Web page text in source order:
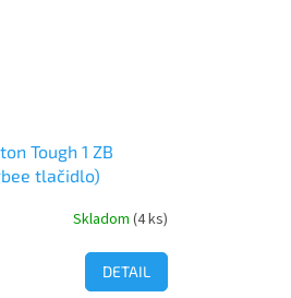
Tough 1 ZB
tlačidlo)
Skladom (4 ks)
DETAIL